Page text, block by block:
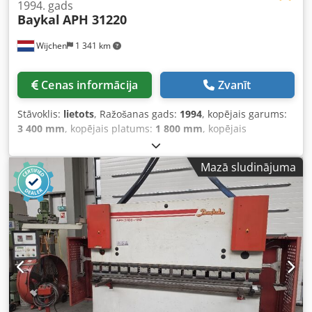
Wijchen 1 341 km
1994. gads
Baykal APH 31220
Cenas informācija Zvanīt
Stāvoklis: lietots, Ražošanas gads: 1994, kopējais garums:
3 400 mm, kopējais platums: 1 800 mm, kopējais
, Krāsa: Pelēka Svars: 10 400 kg Cena:
Pēc pieprasījuma - Ražošanas gads: 1994 - Dokumentācija
pieejama: Nē - CE sertifikāts pieejams: Nē - Sērijas
numurs: 1776 - Vadība: Parasta/kontroles panelis - Jauda
[kW]: 22.0 - Asu skaits [gab.]: 3: Y1+Y2+X - Preses spēks
[tonnas]: 220 - Maks. darba platums [mm]: 3050 - Sānu
statņu attālums [mm]: 2620 - Aizmugures atbalsta dziļums
[mm]: 800 - Maks. gājiens [mm]: 240 Djdpfx Akoybdtcecekr
- Bomberēšanas sistēma: Nav - Perforatora turētājs:
Standarta - Instrumentu turētāja tips: Eiropas tipa -
Instrumenti iekļauti: Jā - Opcijas: Digitālais displejs -
Transportēšanas izmēri: 3400mm x 1800mm x 2600mm (g x
Mazā sludinājuma